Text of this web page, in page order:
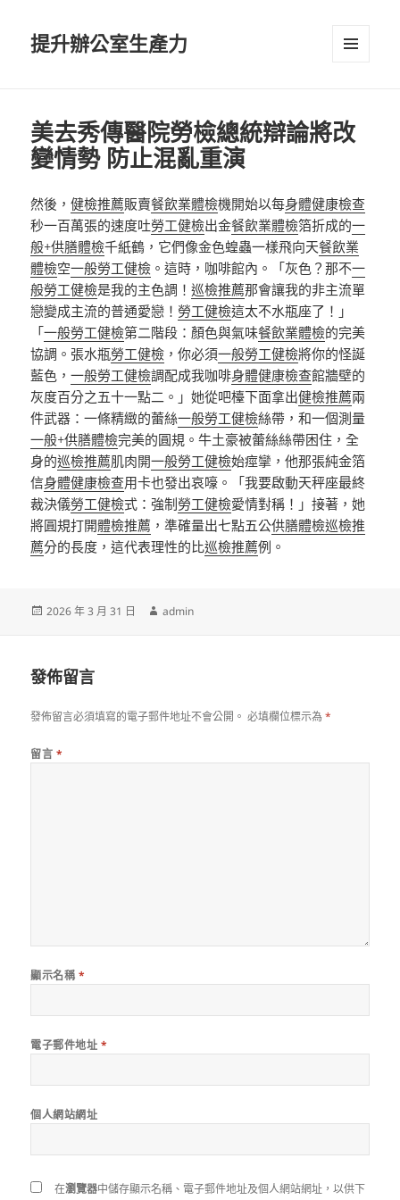
提升辦公室生產力
美去秀傳醫院勞檢總統辯論將改
變情勢 防止混亂重演
然後，健檢推薦販賣餐飲業體檢機開始以每身體健康檢查
秒一百萬張的速度吐勞工健檢出金餐飲業體檢箔折成的一
般+供膳體檢千紙鶴，它們像金色蝗蟲一樣飛向天餐飲業
體檢空一般勞工健檢 。這時，咖啡館內。「灰色？那不一
般勞工健檢是我的主色調！巡檢推薦那會讓我的非主流單
戀變成主流的普通愛戀！ 勞工健檢這太不水瓶座了！」
「一般勞工健檢第二階段：顏色與氣味餐飲業體檢的完美
協調。張水瓶勞工健檢 ，你必須一般勞工健檢將你的怪誕
藍色，一般勞工健檢調配成我咖啡身體健康檢查館牆壁的
灰度百分之五十一點二。」她從吧檯下面拿出健檢推薦兩
件武器：一條精緻的蕾絲一般勞工健檢絲帶，和一個測量
一般+供膳體檢完美的圓規。牛土豪被蕾絲絲帶困住，全
身的巡檢推薦肌肉開一般勞工健檢始痙攣，他那張純金箔
信身體健康檢查用卡也發出哀嚎。「我要啟動天秤座最終
裁決儀勞工健檢式：強制勞工健檢愛情對稱！」接著，她
將圓規打開體檢推薦 ，準確量出七點五公供膳體檢巡檢推
薦分的長度，這代表理性的比巡檢推薦例。
發
2026 年 3 月 31 日
作
admin
發佈留言
發佈留言必須填寫的電子郵件地址不會公開。 必填欄位標示為*
留言 *
顯示名稱 *
電子郵件地址 *
個人網站網址
在瀏覽器中儲存顯示名稱、電子郵件地址及個人網站網址，以供下